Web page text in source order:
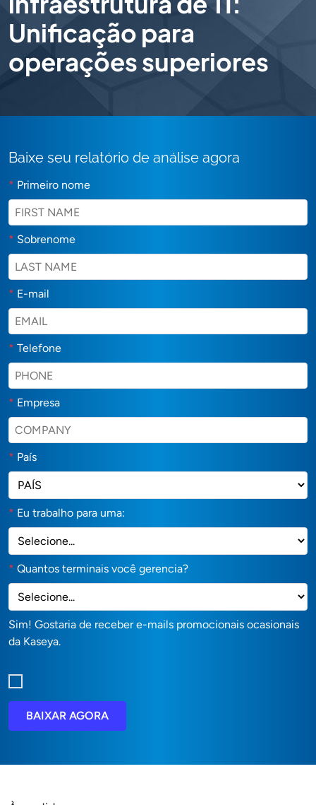
Unificação para
operações superiores
Baixe seu relatório de análise agora
* Primeiro nome
* Sobrenome
* E-mail
* Telefone
* Empresa
* País
* Eu trabalho para uma:
* Quantos terminais você gerencia?
Sim! Gostaria de receber e-mails promocionais ocasionais
da Kaseya.
BAIXAR AGORA